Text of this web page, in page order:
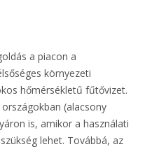
a piacon a
környezeti
hőmérsékletű fűtővizet.
(alacsony
is, amikor a használati
lehet. Továbbá, az